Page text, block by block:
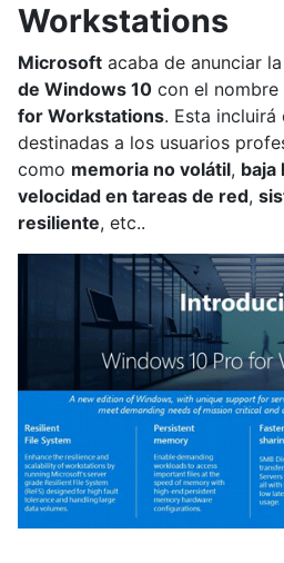
Workstations
Microsoft acaba de anunciar la
de Windows 10 con el nombre
for Workstations. Esta
destinadas a los usuarios
como memoria no volátil, baja
velocidad en tareas de red,
resiliente, etc..